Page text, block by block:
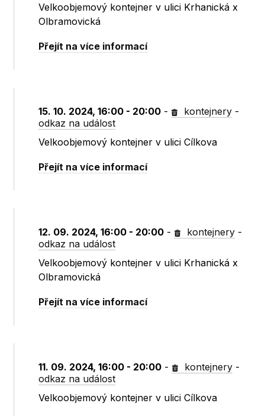
Velkoobjemový kontejner v ulici Krhanická x
Olbramovická
Přejít na více informací
15. 10. 2024, 16:00 - 20:00 - kontejnery -
odkaz na událost
Velkoobjemový kontejner v ulici Cílkova
Přejít na více informací
12. 09. 2024, 16:00 - 20:00 - kontejnery -
odkaz na událost
Velkoobjemový kontejner v ulici Krhanická x
Olbramovická
Přejít na více informací
11. 09. 2024, 16:00 - 20:00 - kontejnery -
odkaz na událost
Velkoobjemový kontejner v ulici Cílkova